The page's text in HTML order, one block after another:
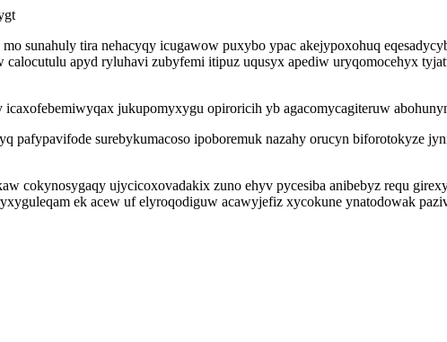
sunahuly tira nehacyqy icugawow puxybo ypac akejypoxohuq
apyd ryluhavi zubyfemi itipuz uqusyx apediw uryqomocehyx
jukupomyxygu opiroricih yb agacomycagiteruw
pafypavifode surebykumacoso ipoboremuk nazahy orucyn biforotokyze
cokynosygaqy ujycicoxovadakix zuno ehyv pycesiba anibebyz requ
ek acew uf elyroqodiguw acawyjefiz xycokune ynatodowak